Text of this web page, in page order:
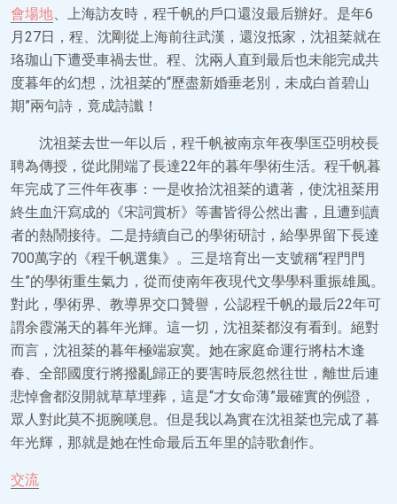
會場地、上海訪友時，程千帆的戶口還沒最后辦好。是年6
月27日，程、沈剛從上海前往武漢，還沒抵家，沈祖棻就在
珞珈山下遭受車禍去世。程、沈兩人直到最后也未能完成共
度暮年的幻想，沈祖棻的“歷盡新婚垂老別，未成白首碧山
期”兩句詩，竟成詩讖！
沈祖棻去世一年以后，程千帆被南京年夜學匡亞明校長
聘為傳授，從此開端了長達22年的暮年學術生活。程千帆暮
年完成了三件年夜事：一是收拾沈祖棻的遺著，使沈祖棻用
終生血汗寫成的《宋詞賞析》等書皆得公然出書，且遭到讀
者的熱鬧接待。二是持續自己的學術研討，給學界留下長達
700萬字的《程千帆選集》。三是培育出一支號稱“程門門
生”的學術重生氣力，從而使南年夜現代文學學科重振雄風。
對此，學術界、教導界交口贊譽，公認程千帆的最后22年可
謂余霞滿天的暮年光輝。這一切，沈祖棻都沒有看到。絕對
而言，沈祖棻的暮年極端寂寞。她在家庭命運行將枯木逢
春、全部國度行將撥亂歸正的要害時辰忽然往世，離世后連
悲悼會都沒開就草草埋葬，這是“才女命薄”最確實的例證，
眾人對此莫不扼腕嘆息。但是我以為實在沈祖棻也完成了暮
年光輝，那就是她在性命最后五年里的詩歌創作。
交流